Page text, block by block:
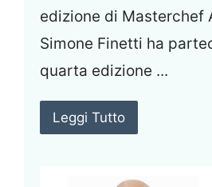
edizione di Masterchef
Simone Finetti ha
quarta edizione ...
Leggi Tutto